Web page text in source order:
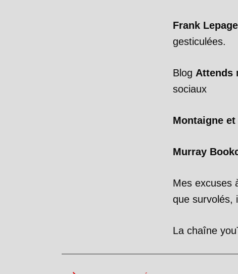
Frank Lepage
gesticulées.
Blog Attends
sociaux
Montaigne
Murray
Mes excuses
que survolés,
La chaîne